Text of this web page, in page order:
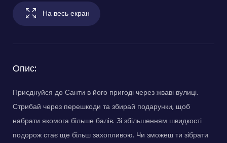
На весь екран
Опис:
Приєднуйся до Санти в його пригоді через жваві вулиці.
Стрибай через перешкоди та збирай подарунки, щоб
набрати якомога більше балів. Зі збільшенням швидкості
подорож стає ще більш захопливою. Чи зможеш ти зібрати